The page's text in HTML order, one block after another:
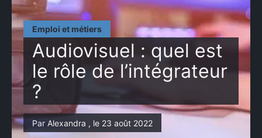
Emploi et métiers
Audiovisuel : quel est
le rôle de l’intégrateur
?
Par Alexandra , le 23 août 2022